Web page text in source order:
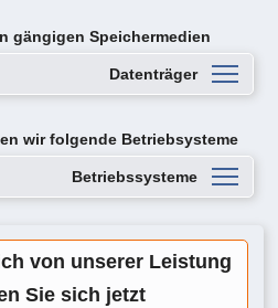
gängigen Speichermedien
Datenträger
wir folgende Betriebsysteme
Betriebssysteme
von unserer Leistung
Sie sich jetzt